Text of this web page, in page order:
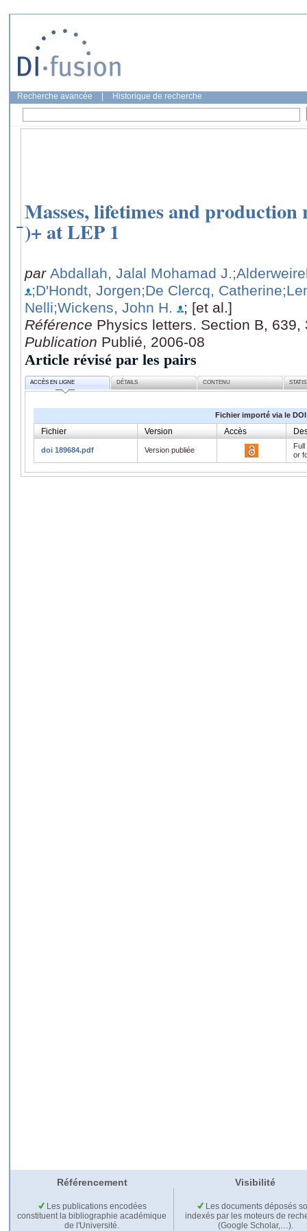
Recherche avancée Historique de recherche
Masses, lifetimes and
̄)+ at LEP 1
par Abdallah, Jalal Mohamad J.
;D'Hondt, Jorgen;De Clercq, Catherine
Nelli;Wickens, John H.
; [et al.]
Référence Physics letters. Section B, 639,
Publication Publié, 2006-08
Article révisé par les pairs
ACCÈS EN LIGNE DÉTAILS CONTENU
Fichier importé via le DOI
Fichier Version Accès
doi 189684.pdf Version publiée
or
Référencement Visibilité
Les publications encodées
constituent la bibliographie académique
de l'Université.
Les documents déposés
indexés par les moteurs de
(Google Scholar,…).